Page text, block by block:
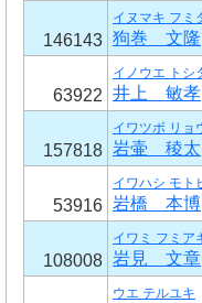
146143
イヌマキ フミ
狗巻 文隆
63922
イノウエ トシ
井上 敏孝
157818
イワツボ リョ
岩壷 稜太
53916
イワハシ モト
岩橋 本博
108008
イワミ フミア
岩見 文章
ウエ テルユキ